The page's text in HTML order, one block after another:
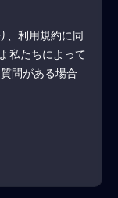
、利用規約に同
私たちによって
問がある場合